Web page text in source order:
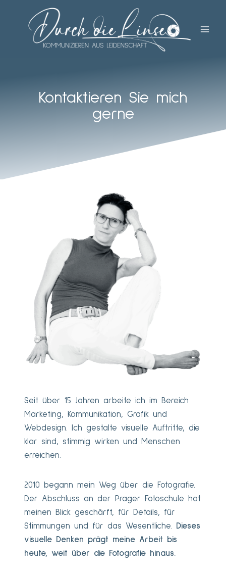
Kontaktieren Sie mich
gerne
Seit über 15 Jahren arbeite ich im Bereich
Marketing, Kommunikation, Grafik und
Webdesign. Ich gestalte visuelle Auftritte, die
klar sind, stimmig wirken und Menschen
erreichen.
2010 begann mein Weg über die Fotografie.
Der Abschluss an der Prager Fotoschule hat
meinen Blick geschärft, für Details, für
Stimmungen und für das Wesentliche.
Dieses
visuelle Denken prägt meine Arbeit bis
heute, weit über die Fotografie hinaus.